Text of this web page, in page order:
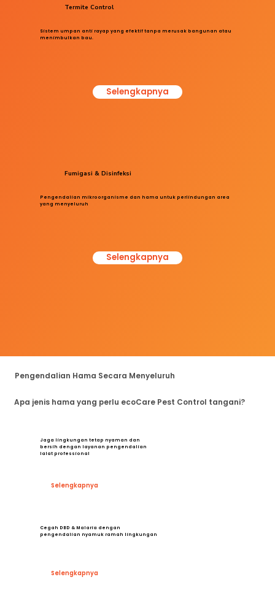
Sistem umpan anti rayap yang efektif tanpa merusak bangunan atau
menimbulkan bau.
Termite Control
Selengkapnya
Pengendalian mikroorganisme dan hama untuk perlindungan area
yang menyeluruh
Fumigasi & Disinfeksi
Selengkapnya
Jaga lingkungan tetap nyaman dan
bersih dengan layanan pengendalian
lalat professional
Selengkapnya
Cegah DBD & Malaria dengan
pengendalian nyamuk ramah lingkungan
Selengkapnya
Pengendalian Hama Secara Menyeluruh
Apa jenis hama yang perlu ecoCare Pest Control tangani?